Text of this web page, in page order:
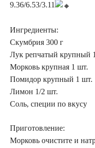
9.36/6.53/3.11
Ингредиенты:
Скумбрия 300 г
Лук репчатый крупный
Морковь крупная 1 шт.
Помидор крупный 1 шт.
Лимон 1/2 шт.
Соль, специи по вкусу
Приготовление:
Морковь очистите и